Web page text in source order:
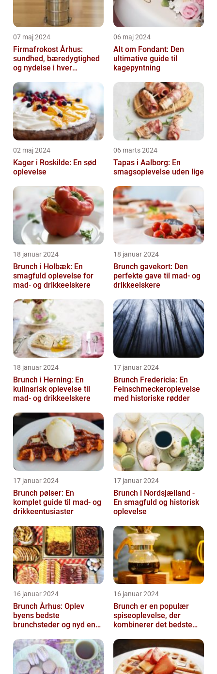
07 maj 2024
Firmafrokost Århus:
sundhed, bæredygtighed
og nydelse i hver
06 maj 2024
Alt om Fondant: Den
ultimative guide til
kagepyntning
02 maj 2024
Kager i Roskilde: En sød
oplevelse
06 marts 2024
Tapas i Aalborg: En
smagsoplevelse uden lige
18 januar 2024
Brunch i Holbæk: En
smagfuld oplevelse for
mad- og drikkeelskere
18 januar 2024
Brunch gavekort: Den
perfekte gave til mad- og
drikkeelskere
18 januar 2024
Brunch i Herning: En
kulinarisk oplevelse til
mad- og drikkeelskere
17 januar 2024
Brunch Fredericia: En
Feinschmeckeroplevelse
med historiske rødder
17 januar 2024
Brunch pølser: En
komplet guide til mad- og
drikkeentusiaster
17 januar 2024
Brunch i Nordsjælland -
En smagfuld og historisk
oplevelse
16 januar 2024
Brunch Århus: Oplev
byens bedste
brunchsteder og nyd en
madoplevelse
16 januar 2024
Brunch er en populær
spiseoplevelse, der
kombinerer det bedste
frokost